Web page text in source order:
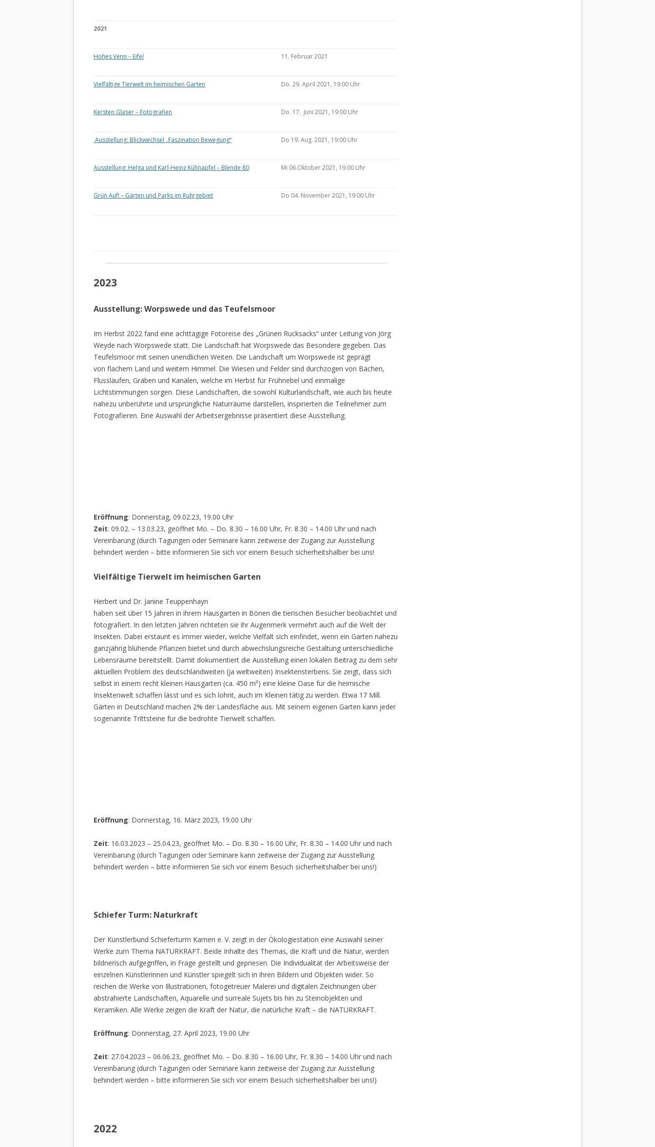
2021
Hohes Venn – Eifel 11. Februar 2021
Vielfältige Tierwelt im heimischen Garten Do. 29. April 2021, 19:00 Uhr
Kersten Glaser – Fotografien Do. 17. Juni 2021, 19:00 Uhr
Ausstellung: Blickwechsel „Faszination Bewegung“ Do 19. Aug. 2021, 19:00 Uhr
Ausstellung: Helga und Karl-Heinz Kühnapfel – Blende 80 Mi 06.Oktober 2021, 19.00 Uhr
Grün Auf! – Gärten und Parks im Ruhrgebiet Do 04. November 2021, 19:00 Uhr
2023
Ausstellung: Worpswede und das Teufelsmoor
Im Herbst 2022 fand eine achttägige Fotoreise des „Grünen Rucksacks“ unter Leitung von Jörg
Weyde nach Worpswede statt. Die Landschaft hat Worpswede das Besondere gegeben. Das
Teufelsmoor mit seinen unendlichen Weiten. Die Landschaft um Worpswede ist geprägt
von flachem Land und weitem Himmel. Die Wiesen und Felder sind durchzogen von Bächen,
Flussläufen, Gräben und Kanälen, welche im Herbst für Frühnebel und einmalige
Lichtstimmungen sorgen. Diese Landschaften, die sowohl Kulturlandschaft, wie auch bis heute
nahezu unberührte und ursprüngliche Naturräume darstellen, inspirierten die Teilnehmer zum
Fotografieren. Eine Auswahl der Arbeitsergebnisse präsentiert diese Ausstellung.
Eröffnung: Donnerstag, 09.02.23, 19.00 Uhr
Zeit: 09.02. – 13.03.23, geöffnet Mo. – Do. 8.30 – 16.00 Uhr, Fr. 8.30 – 14.00 Uhr und nach
Vereinbarung (durch Tagungen oder Seminare kann zeitweise der Zugang zur Ausstellung
behindert werden – bitte informieren Sie sich vor einem Besuch sicherheitshalber bei uns!
Vielfältige Tierwelt im heimischen Garten
Herbert und Dr. Janine Teuppenhayn
haben seit über 15 Jahren in ihrem Hausgarten in Bönen die tierischen Besucher beobachtet und
fotografiert. In den letzten Jahren richteten sie ihr Augenmerk vermehrt auch auf die Welt der
Insekten. Dabei erstaunt es immer wieder, welche Vielfalt sich einfindet, wenn ein Garten nahezu
ganzjährig blühende Pflanzen bietet und durch abwechslungsreiche Gestaltung unterschiedliche
Lebensräume bereitstellt. Damit dokumentiert die Ausstellung einen lokalen Beitrag zu dem sehr
aktuellen Problem des deutschlandweiten (ja weltweiten) Insektensterbens. Sie zeigt, dass sich
selbst in einem recht kleinen Hausgarten (ca. 450 m²) eine kleine Oase für die heimische
Insektenwelt schaffen lässt und es sich lohnt, auch im Kleinen tätig zu werden. Etwa 17 Mill.
Gärten in Deutschland machen 2% der Landesfläche aus. Mit seinem eigenen Garten kann jeder
sogenannte Trittsteine für die bedrohte Tierwelt schaffen.
Eröffnung: Donnerstag, 16. März 2023, 19.00 Uhr
Zeit: 16.03.2023 – 25.04.23, geöffnet Mo. – Do. 8.30 – 16.00 Uhr, Fr. 8.30 – 14.00 Uhr und nach
Vereinbarung (durch Tagungen oder Seminare kann zeitweise der Zugang zur Ausstellung
behindert werden – bitte informieren Sie sich vor einem Besuch sicherheitshalber bei uns!)
Schiefer Turm: Naturkraft
Der Künstlerbund Schieferturm Kamen e. V. zeigt in der Ökologiestation eine Auswahl seiner
Werke zum Thema NATURKRAFT. Beide Inhalte des Themas, die Kraft und die Natur, werden
bildnerisch aufgegriffen, in Frage gestellt und gepriesen. Die Individualität der Arbeitsweise der
einzelnen Künstlerinnen und Künstler spiegelt sich in ihren Bildern und Objekten wider. So
reichen die Werke von Illustrationen, fotogetreuer Malerei und digitalen Zeichnungen über
abstrahierte Landschaften, Aquarelle und surreale Sujets bis hin zu Steinobjekten und
Keramiken. Alle Werke zeigen die Kraft der Natur, die natürliche Kraft – die NATURKRAFT.
Eröffnung: Donnerstag, 27. April 2023, 19.00 Uhr
Zeit: 27.04.2023 – 06.06.23, geöffnet Mo. – Do. 8.30 – 16.00 Uhr, Fr. 8.30 – 14.00 Uhr und nach
Vereinbarung (durch Tagungen oder Seminare kann zeitweise der Zugang zur Ausstellung
behindert werden – bitte informieren Sie sich vor einem Besuch sicherheitshalber bei uns!)
2022